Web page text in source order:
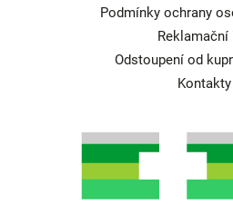
Podmínky ochrany
Reklamační
Odstoupení od
Kontakty